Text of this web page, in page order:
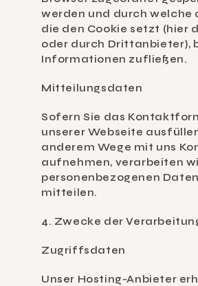
werden und durch welche
die den Cookie setzt (hier
oder durch Drittanbieter),
Informationen zufließen.
Mitteilungsdaten
Sofern Sie das
unserer Webseite
anderem Wege mit uns
aufnehmen, verarbeiten
personenbezogenen
mitteilen.
4. Zwecke der
Zugriffsdaten
Unser Hosting-Anbieter